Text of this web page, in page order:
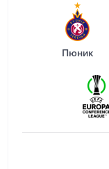
Пюник